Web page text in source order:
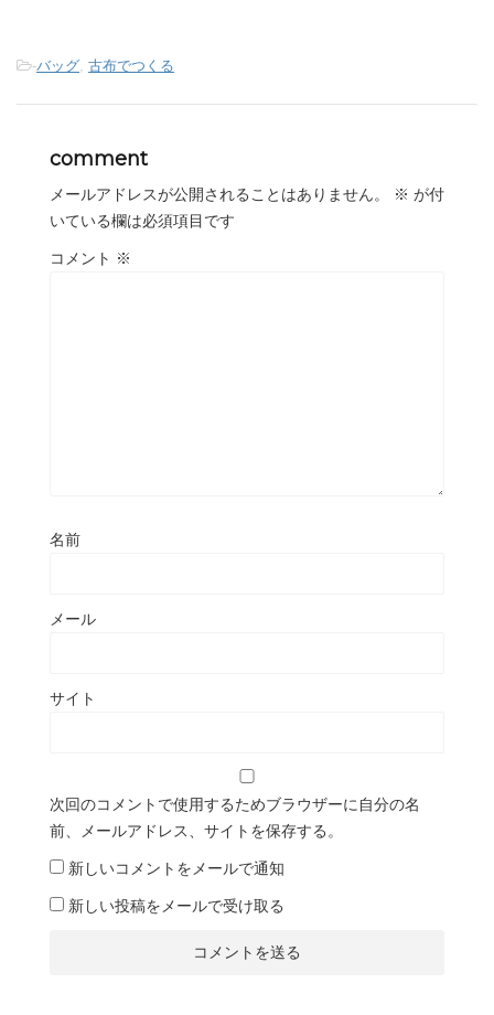
-バッグ 古布でつくる
comment
メールアドレスが公開されることはありません。 ※ が付
いている欄は必須項目です
コメント ※
名前
メール
サイト
次回のコメントで使用するためブラウザーに自分の名
前、メールアドレス、サイトを保存する。
新しいコメントをメールで通知
新しい投稿をメールで受け取る